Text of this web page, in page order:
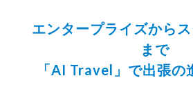
エンタープライズから
まで
「AI Travel」で出張の